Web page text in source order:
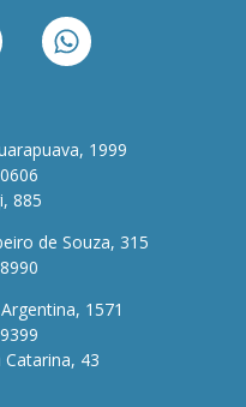
1999
885
de Souza, 315
1571
43